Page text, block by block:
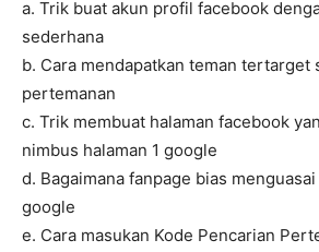
a. Trik buat akun profil facebook
sederhana
b. Cara mendapatkan teman tertarget
pertemanan
c. Trik membuat halaman facebook
nimbus halaman 1 google
d. Bagaimana fanpage bias
google
e. Cara masukan Kode Pencarian